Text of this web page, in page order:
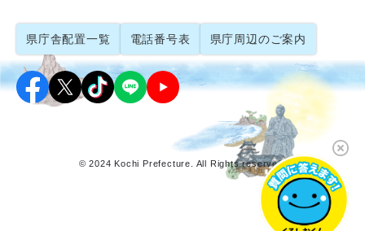
県庁舎配置一覧 電話番号表 県庁周辺のご案内
© 2024 Kochi Prefecture. All Rights reserved.